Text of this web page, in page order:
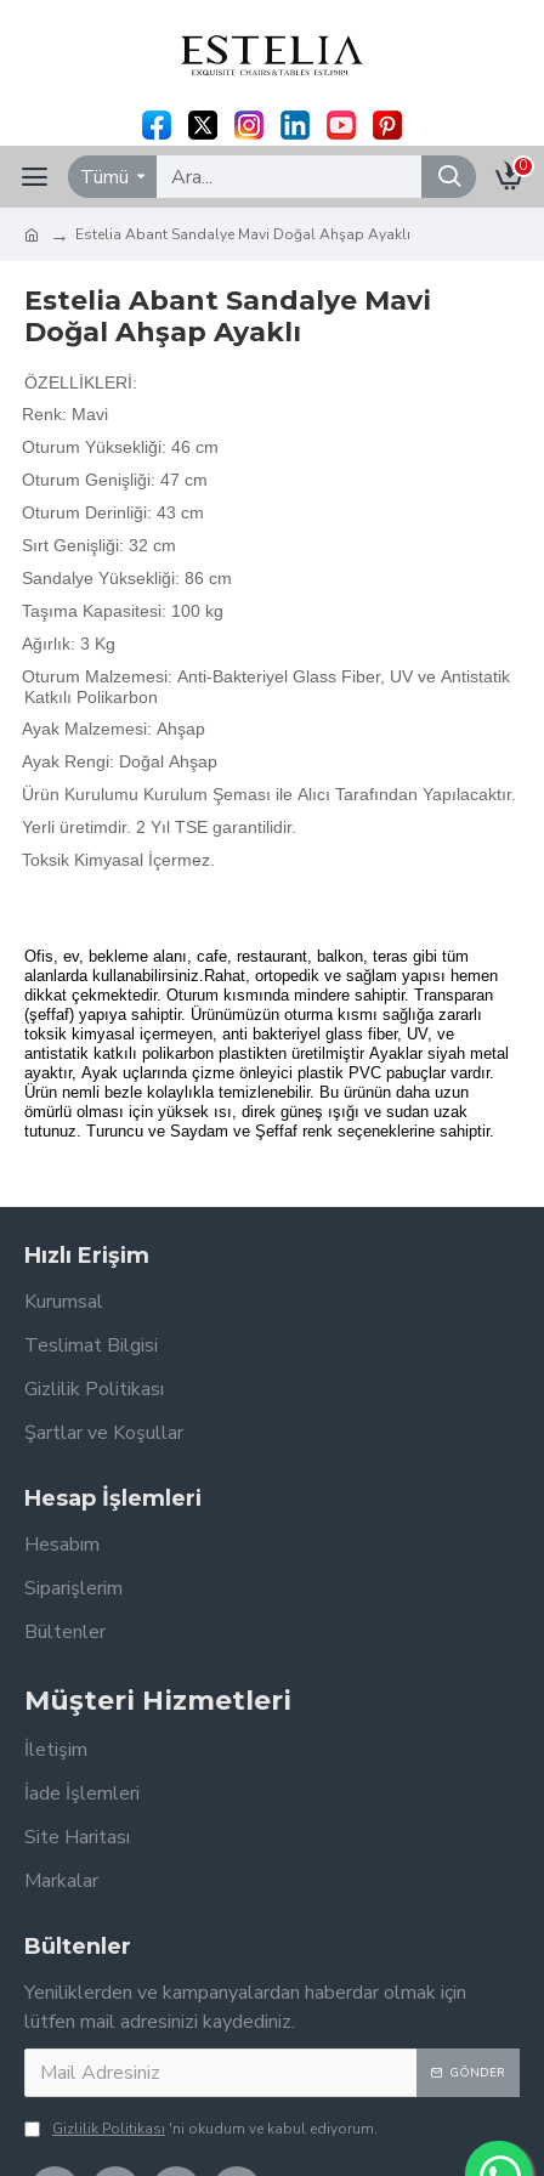
Tümü 0
Estelia Abant Sandalye Mavi Doğal Ahşap Ayaklı
Estelia Abant Sandalye Mavi
Doğal Ahşap Ayaklı
ÖZELLİKLERİ:
Renk: Mavi
Oturum Yüksekliği: 46 cm
Oturum Genişliği: 47 cm
Oturum Derinliği: 43 cm
Sırt Genişliği: 32 cm
Sandalye Yüksekliği: 86 cm
Taşıma Kapasitesi: 100 kg
Ağırlık: 3 Kg
Oturum Malzemesi: Anti-Bakteriyel Glass Fiber, UV ve Antistatik
Katkılı Polikarbon
Ayak Malzemesi: Ahşap
Ayak Rengi: Doğal Ahşap
Ürün Kurulumu Kurulum Şeması ile Alıcı Tarafından Yapılacaktır.
Yerli üretimdir. 2 Yıl TSE garantilidir.
Toksik Kimyasal İçermez.
Ofis, ev, bekleme alanı, cafe, restaurant, balkon, teras gibi tüm
alanlarda kullanabilirsiniz.Rahat, ortopedik ve sağlam yapısı hemen
dikkat çekmektedir. Oturum kısmında mindere sahiptir. Transparan
(şeffaf) yapıya sahiptir. Ürünümüzün oturma kısmı sağlığa zararlı
toksik kimyasal içermeyen, anti bakteriyel glass fiber, UV, ve
antistatik katkılı polikarbon plastikten üretilmiştir Ayaklar siyah metal
ayaktır, Ayak uçlarında çizme önleyici plastik PVC pabuçlar vardır.
Ürün nemli bezle kolaylıkla temizlenebilir. Bu ürünün daha uzun
ömürlü olması için yüksek ısı, direk güneş ışığı ve sudan uzak
tutunuz. Turuncu ve Saydam ve Şeffaf renk seçeneklerine sahiptir.
Hızlı Erişim
Kurumsal
Teslimat Bilgisi
Gizlilik Politikası
Şartlar ve Koşullar
Hesap İşlemleri
Hesabım
Siparişlerim
Bültenler
Müşteri Hizmetleri
İletişim
İade İşlemleri
Site Haritası
Markalar
Bültenler
Yeniliklerden ve kampanyalardan haberdar olmak için
lütfen mail adresinizi kaydediniz.
GÖNDER
Gizlilik Politikası 'ni okudum ve kabul ediyorum.